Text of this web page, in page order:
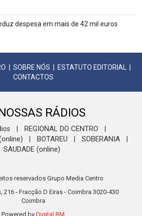
despesa em mais de 42 mil euros
SOBRE NÓS ESTATUTO EDITORIAL
CONTACTOS
RÁDIOS
REGIONAL DO CENTRO
BOTAREU SOBERANIA
SAUDADE (online)
reservados Grupo Media Centro
216 - Fracção D Eiras - Coimbra 3020-430
Coimbra
Powered by Digital RM